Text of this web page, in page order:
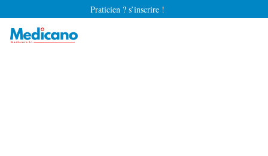
Praticien ? s’inscrire !